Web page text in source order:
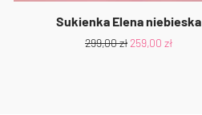
Sukienka Elena niebieska
299,00zł 259,00 zł